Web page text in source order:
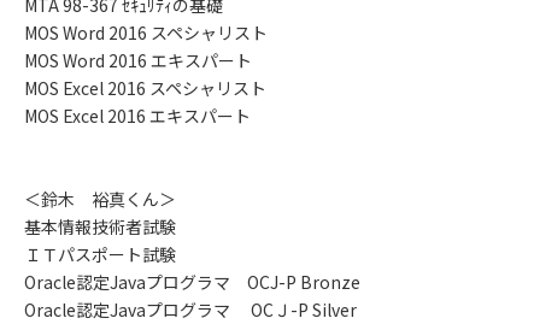
MTA 98-367 ｾｷｭﾘﾃｨの基礎
MOS Word 2016 スペシャリスト
MOS Word 2016 エキスパート
MOS Excel 2016 スペシャリスト
MOS Excel 2016 エキスパート
＜鈴木 裕真くん＞
基本情報技術者試験
ＩＴパスポート試験
Oracle認定Javaプログラマ OCJ-P Bronze
Oracle認定Javaプログラマ OCＪ-P Silver